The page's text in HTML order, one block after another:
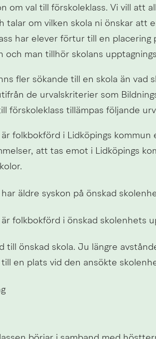
om val till förskoleklass. Vi vill att
talar om vilken skola ni önskar att
har elever förtur till en placering
och man tillhör skolans
fler sökande till en skola än vad
de urvalskriterier som
förskoleklass tillämpas följande
är folkbokförd i Lidköpings
att tas emot i Lidköpings
har äldre syskon på önskad
är folkbokförd i önskad skolenhets
till önskad skola. Ju längre
en plats vid den ansökte